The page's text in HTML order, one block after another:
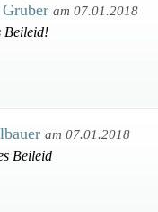
am 07.01.2018
Beileid!
am 07.01.2018
Beileid